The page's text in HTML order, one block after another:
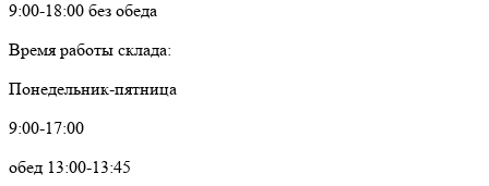
9:00-18:00 без обеда
Время работы склада:
Понедельник-пятница
9:00-17:00
обед 13:00-13:45